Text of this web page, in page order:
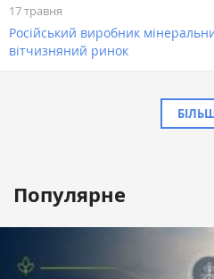
17 травня
Російський виробник
вітчизняний ринок
Популярне